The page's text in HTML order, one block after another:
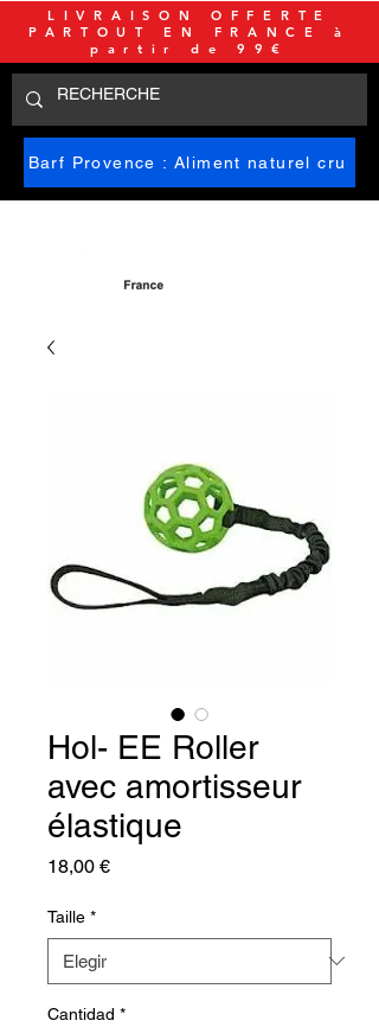
Barf Provence : Aliment naturel cru
LIVRAISON OFFERTE
PARTOUT EN FRANCE à
partir de 99€
Hol- EE Roller
avec amortisseur
élastique
18,00 €Precio
Taille *
Cantidad *